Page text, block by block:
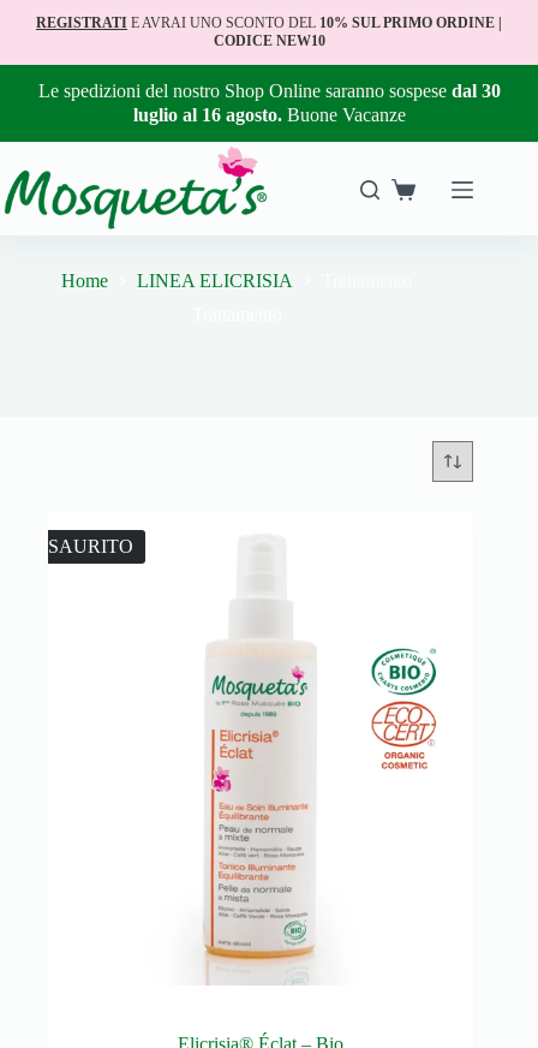
REGISTRATI E AVRAI UNO SCONTO DEL 10% SUL PRIMO ORDINE |
CODICE NEW10
Le spedizioni del nostro Shop Online saranno sospese dal 30
luglio al 16 agosto. Buone Vacanze
Home LINEA ELICRISIA
ESAURITO